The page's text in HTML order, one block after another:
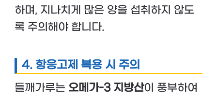
하며, 지나치게 많은 양을 섭취하지 않도
록 주의해야 합니다.
4. 항응고제 복용 시 주의
들깨가루는 오메가-3 지방산이 풍부하여